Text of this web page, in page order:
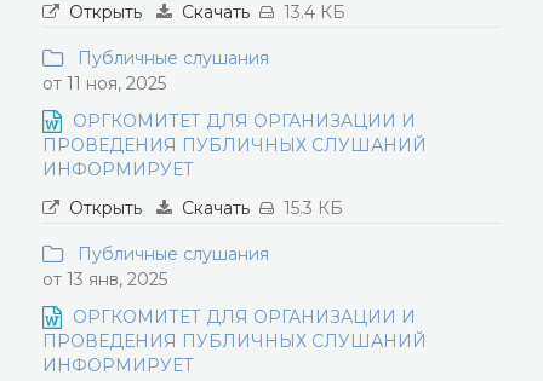
Открыть
Скачать 13.4 КБ
Публичные слушания
от 11 ноя, 2025
ОРГКОМИТЕТ ДЛЯ ОРГАНИЗАЦИИ И
ПРОВЕДЕНИЯ ПУБЛИЧНЫХ СЛУШАНИЙ
ИНФОРМИРУЕТ
Открыть
Скачать 15.3 КБ
Публичные слушания
от 13 янв, 2025
ОРГКОМИТЕТ ДЛЯ ОРГАНИЗАЦИИ И
ПРОВЕДЕНИЯ ПУБЛИЧНЫХ СЛУШАНИЙ
ИНФОРМИРУЕТ